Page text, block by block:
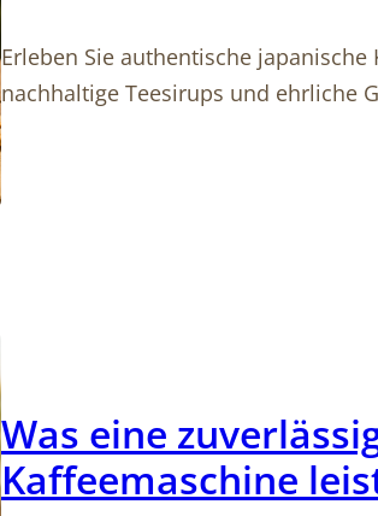
Erleben Sie authentische
nachhaltige Teesirups und ehrliche
Was eine
Kaffeemaschine